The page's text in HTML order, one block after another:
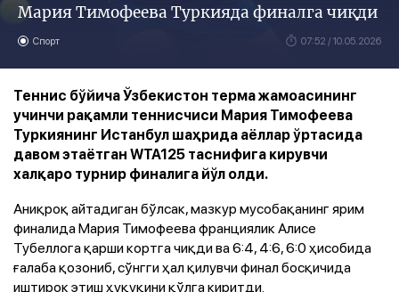
Мария Тимофеева Туркияда финалга чиқди
Спорт 07:52 / 10.05.2026
Теннис бўйича Ўзбекистон терма жамоасининг
учинчи рақамли теннисчиси Мария Тимофеева
Туркиянинг Истанбул шаҳрида аёллар ўртасида
давом этаётган WTA125 таснифига кирувчи
халқаро турнир финалига йўл олди.
Аниқроқ айтадиган бўлсак, мазкур мусобақанинг ярим
финалида Мария Тимофеева франциялик Алисе
Тубеллога қарши кортга чиқди ва 6:4, 4:6, 6:0 ҳисобида
ғалаба қозониб, сўнгги ҳал қилувчи финал босқичида
иштирок этиш ҳуқуқини қўлга киритди.